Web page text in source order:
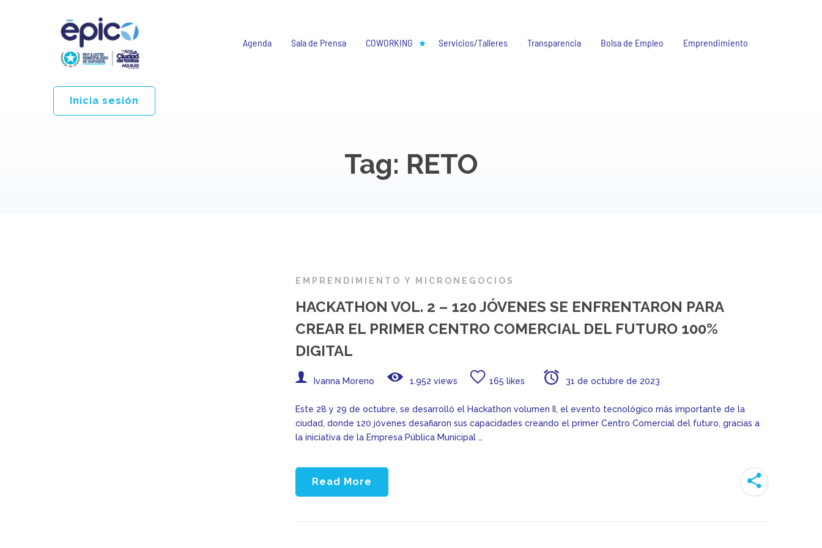
Agenda Sala de Prensa COWORKING Servicios/Talleres Transparencia Bolsa de Empleo Emprendimiento
Inicia sesión
Tag: RETO
EMPRENDIMIENTO Y MICRONEGOCIOS
HACKATHON VOL. 2 – 120 JÓVENES SE ENFRENTARON PARA
CREAR EL PRIMER CENTRO COMERCIAL DEL FUTURO 100%
DIGITAL
Ivanna Moreno 1.952 views 165 likes 31 de octubre de 2023
Este 28 y 29 de octubre, se desarrolló el Hackathon volumen II, el evento tecnológico más importante de la
ciudad, donde 120 jóvenes desafiaron sus capacidades creando el primer Centro Comercial del futuro, gracias a
la iniciativa de la Empresa Pública Municipal …
Read More